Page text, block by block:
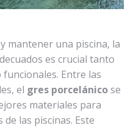
mantener una piscina, la
es crucial tanto
Entre las
el gres porcelánicose
materiales para
las piscinas. Este